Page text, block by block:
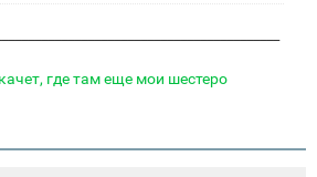
где там еще мои шестеро